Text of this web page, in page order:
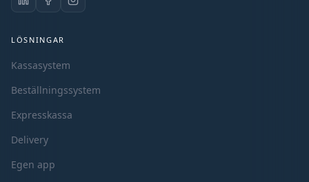
LÖSNINGAR
Kassasystem
Beställningssystem
Expresskassa
Delivery
Egen app